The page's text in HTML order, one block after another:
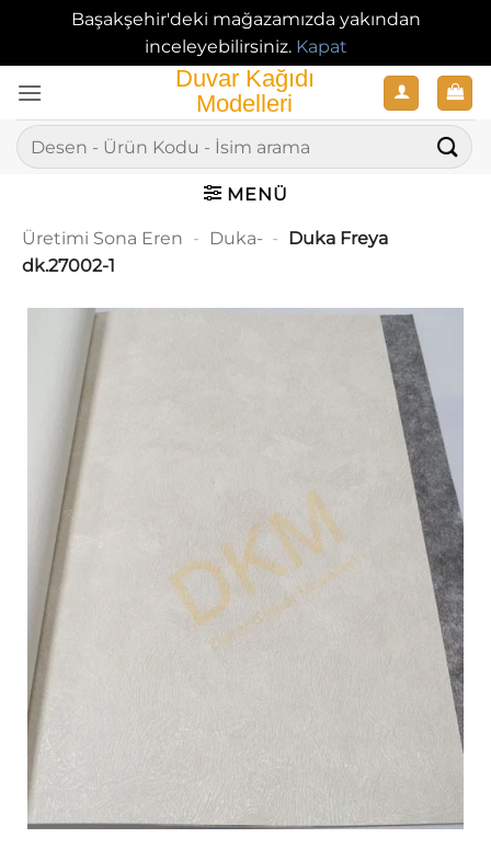
Başakşehir'deki mağazamızda yakından
inceleyebilirsiniz. Kapat
atla
Ara:
MENÜ
Üretimi Sona Eren - Duka- - Duka Freya
dk.27002-1